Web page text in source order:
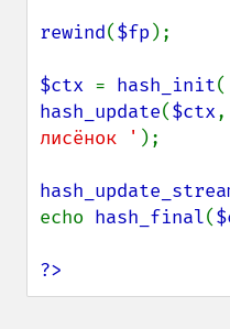
rewind($fp );
$ctx = hash_init(
hash_update($ctx,
лисёнок ' );
echo hash_final(
?>